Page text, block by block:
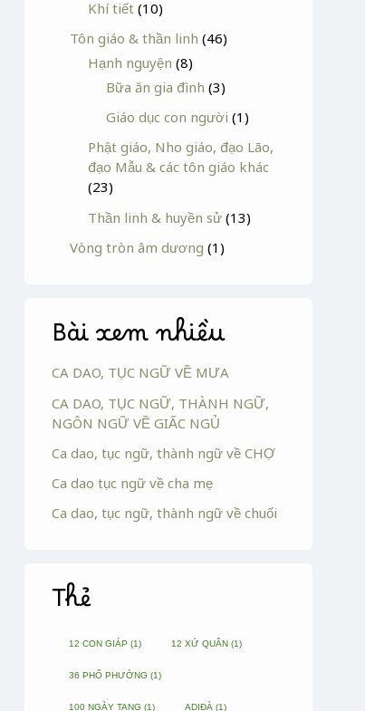
Khí tiết (10)
Tôn giáo & thần linh (46)
Hạnh nguyện (8)
Bữa ăn gia đình (3)
Giáo dục con người (1)
Phật giáo, Nho giáo, đạo Lão,
đạo Mẫu & các tôn giáo khác
(23)
Thần linh & huyền sử (13)
Vòng tròn âm dương (1)
Bài xem nhiều
CA DAO, TỤC NGỮ VỀ MƯA
CA DAO, TỤC NGỮ, THÀNH NGỮ,
NGÔN NGỮ VỀ GIẤC NGỦ
Ca dao, tục ngữ, thành ngữ về CHỢ
Ca dao tục ngữ về cha mẹ
Ca dao, tục ngữ, thành ngữ về chuối
Thẻ
12 CON GIÁP (1) 12 XỨ QUÂN (1)
36 PHỐ PHƯỜNG (1)
100 NGÀY TANG (1) ADIĐÀ (1)